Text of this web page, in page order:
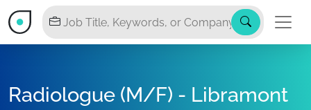
Radiologue (M/F) - Libramont